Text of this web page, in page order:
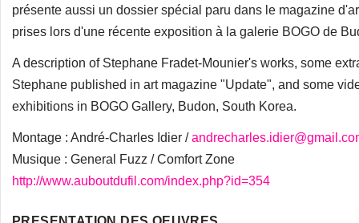
présente aussi un dossier spécial paru dans le magazine
prises lors d'une récente exposition à la galerie BOGO de
A description of Stephane Fradet-Mounier's works, some
Stephane published in art magazine "Update", and some
exhibitions in BOGO Gallery, Budon, South Korea.
Montage : André-Charles Idier /
Musique : General Fuzz / Comfort Zone
http://www.auboutdufil.com/index.php?id=354